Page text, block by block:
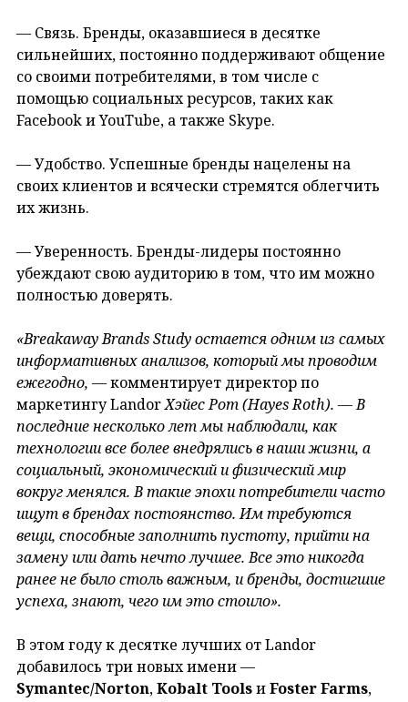
— Связь. Бренды, оказавшиеся в десятке
сильнейших, постоянно поддерживают общение
со своими потребителями, в том числе с
помощью социальных ресурсов, таких как
Facebook и YouTube, а также Skype.
— Удобство. Успешные бренды нацелены на
своих клиентов и всячески стремятся облегчить
их жизнь.
— Уверенность. Бренды-лидеры постоянно
убеждают свою аудиторию в том, что им можно
полностью доверять.
«BreakawayBrandsStudyостается одним из самых
информативных анализов, который мы проводим
ежегодно, — комментирует директор по
маркетингу LandorХэйес Рот (HayesRoth). — В
последние несколько лет мы наблюдали, как
технологии все более внедрялись в наши жизни, а
социальный, экономический и физический мир
вокруг менялся. В такие эпохи потребители часто
ищут в брендах постоянство. Им требуются
вещи, способные заполнить пустоту, прийти на
замену или дать нечто лучшее. Все это никогда
ранее не было столь важным, и бренды, достигшие
успеха, знают, чего им это стоило».
В этом году к десятке лучших от Landor
добавилось три новых имени —
Symantec/Norton,Kobalt ToolsиFosterFarms,